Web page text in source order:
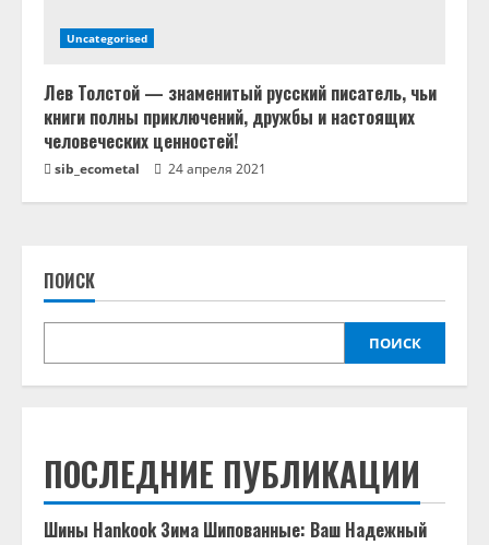
Uncategorised
Лев Толстой — знаменитый русский писатель, чьи
книги полны приключений, дружбы и настоящих
человеческих ценностей!
sib_ecometal 24 апреля 2021
ПОИСК
ПОИСК
ПОСЛЕДНИЕ ПУБЛИКАЦИИ
Шины Hankook Зима Шипованные: Ваш Надежный